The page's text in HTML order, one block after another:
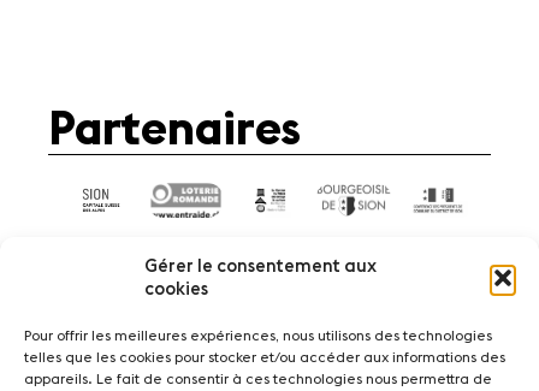
Gérer le consentement aux
cookies
Pour offrir les meilleures expériences, nous utilisons des technologies
telles que les cookies pour stocker et/ou accéder aux informations des
appareils. Le fait de consentir à ces technologies nous permettra de
Partenaires
ActualitésConcertsBénévoles